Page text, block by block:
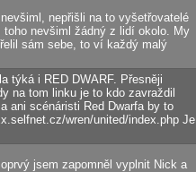
nepřišli na to vyšetřovatelé
toho nevšiml žádný z lidí okolo. My
sám sebe, to ví každý malý
týká i RED DWARF. Přesněji
na tom linku je to kdo zavraždil
ani scénáristi Red Dwarfa by to
wren/united/index.php Je
jsem zapomněl vyplnit Nick a